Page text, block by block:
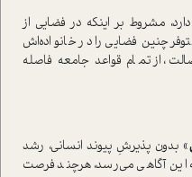
مشروط بر اینکه در فضایی از
چنین فضایی را در خانواده‌اش
از تمام قواعد جامعه فاصله
» بدون پذیرشِ پیوند انسانی، رشد
این آگاهی می‌رسد، هرچند فرصت